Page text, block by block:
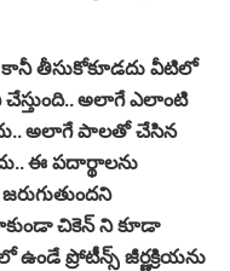
తీసుకోకూడదు వీటిలో
అలాగే ఎలాంటి
అలాగే పాలతో చేసిన
ఈ పదార్థాలను
చికెన్ ని కూడా
ప్రోటీన్స్ జీర్ణక్రియను